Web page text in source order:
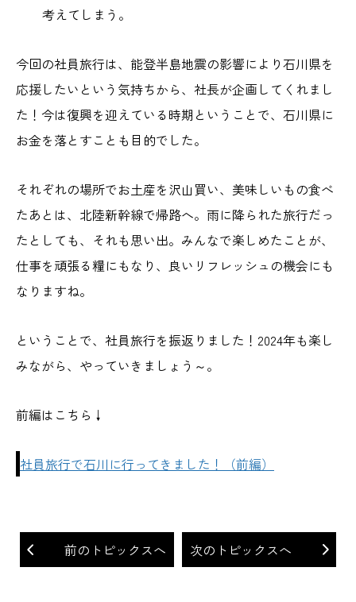
考えてしまう。
今回の社員旅行は、能登半島地震の影響により石川県を
応援したいという気持ちから、社長が企画してくれまし
た！今は復興を迎えている時期ということで、石川県に
お金を落とすことも目的でした。
それぞれの場所でお土産を沢山買い、美味しいもの食べ
たあとは、北陸新幹線で帰路へ。雨に降られた旅行だっ
たとしても、それも思い出。みんなで楽しめたことが、
仕事を頑張る糧にもなり、良いリフレッシュの機会にも
なりますね。
ということで、社員旅行を振返りました！2024年も楽し
みながら、やっていきましょう～。
前編はこちら↓
社員旅行で石川に行ってきました！（前編）
前のトピックスへ 次のトピックスへ